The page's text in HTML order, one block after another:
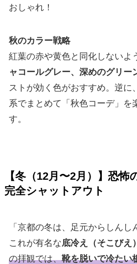
おしゃれ！
秋のカラー戦略
紅葉の赤や黄色と同化しないよ
ャコールグレー、深めのグリー
ストが効く色がおすすめ。逆に
系でまとめて「秋色コーデ」を
す。
【冬（12月〜2月）】恐怖
完全シャットアウト
「京都の冬は、足元からしん
これが有名な底冷え（そこびえ）
の拝観では、靴を脱いで冷たい